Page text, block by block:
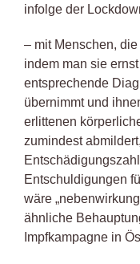
infolge der
– mit Menschen,
indem man sie
entsprechende
übernimmt und
erlittenen
zumindest
Entschuldigungen
wäre
ähnliche
Impfkampagne in